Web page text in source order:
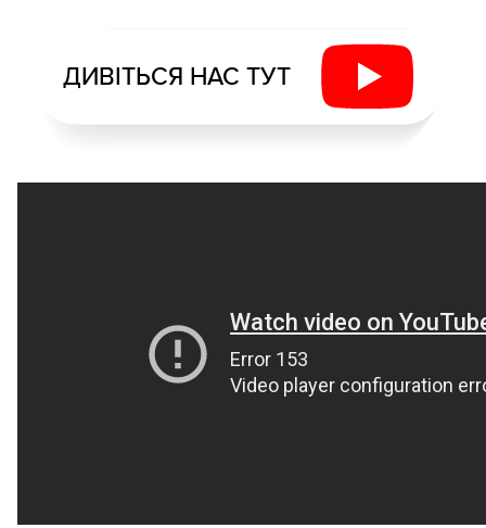
ДИВІТЬСЯ НАС ТУТ